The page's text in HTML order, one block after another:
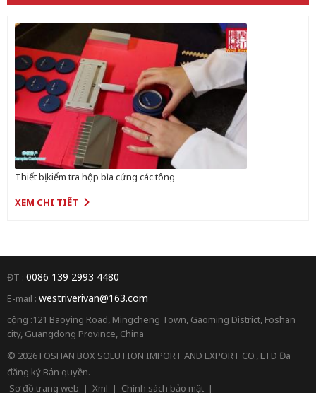
Thiết bị kiểm tra hộp bìa cứng các tông
XEM CHI TIẾT
ĐT : 0086 139 2993 4480
E-mail : westriverivan@163.com
cộng :121 Baoying Road, Mingcheng Town, Gaoming District, Foshan
city, Guangdong Province, China
© 2026 FOSHAN BOX SOLUTION IMPORT AND EXPORT CO., LTD Đã
đăng ký Bản quyền.
Sơ đồ trang web | Xml | Chính sách bảo mật |